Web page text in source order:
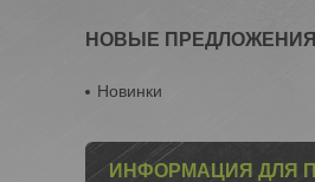
НОВЫЕ ПРЕДЛОЖЕНИЯ
Новинки
ИНФОРМАЦИЯ ДЛЯ